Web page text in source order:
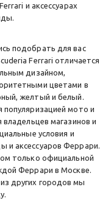
и аксессуарах
подобрать для вас
Ferrari отличается
дизайном,
цветами в
желтый и белый.
мото и
магазинов и
условия и
аксессуаров Феррари.
только официальной
Феррари в Москве.
других городов мы